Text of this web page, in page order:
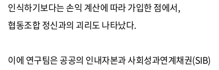
인식하기보다는 손익 계산에 따라 가입한 점에서,
협동조합 정신과의 괴리도 나타났다.
이에 연구팀은 공공의 인내자본과 사회성과연계채권(SIB)